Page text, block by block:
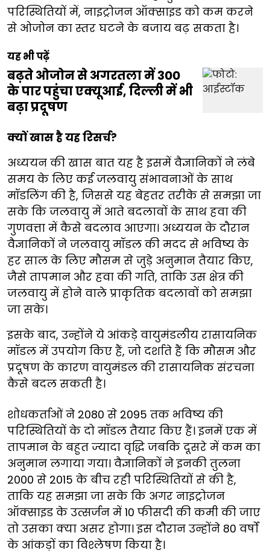
परिस्थितियों में, नाइट्रोजन ऑक्साइड को कम करने
से ओजोन का स्तर घटने के बजाय बढ़ सकता है।
यह भी पढ़ें
बढ़ते ओजोन से अगरतला में 300
के पार पहुंचा एक्यूआई, दिल्ली में भी
बढ़ा प्रदूषण
क्यों खास है यह रिसर्च?
अध्ययन की खास बात यह है इसमें वैज्ञानिकों ने लंबे
समय के लिए कई जलवायु संभावनाओं के साथ
मॉडलिंग की है, जिससे यह बेहतर तरीके से समझा जा
सके कि जलवायु में आते बदलावों के साथ हवा की
गुणवत्ता में कैसे बदलाव आएगा। अध्ययन के दौरान
वैज्ञानिकों ने जलवायु मॉडल की मदद से भविष्य के
हर साल के लिए मौसम से जुड़े अनुमान तैयार किए,
जैसे तापमान और हवा की गति, ताकि उस क्षेत्र की
जलवायु में होने वाले प्राकृतिक बदलावों को समझा
जा सके।
इसके बाद, उन्होंने ये आंकड़े वायुमंडलीय रासायनिक
मॉडल में उपयोग किए हैं, जो दर्शाते हैं कि मौसम और
प्रदूषण के कारण वायुमंडल की रासायनिक संरचना
कैसे बदल सकती है।
शोधकर्ताओं ने 2080 से 2095 तक भविष्य की
परिस्थितियों के दो मॉडल तैयार किए हैं। इनमें एक में
तापमान के बहुत ज्यादा वृद्धि जबकि दूसरे में कम का
अनुमान लगाया गया। वैज्ञानिकों ने इनकी तुलना
2000 से 2015 के बीच रही परिस्थितियों से की है,
ताकि यह समझा जा सके कि अगर नाइट्रोजन
ऑक्साइड के उत्सर्जन में 10 फीसदी की कमी की जाए
तो उसका क्या असर होगा। इस दौरान उन्होंने 80 वर्षों
के आंकड़ों का विश्लेषण किया है।